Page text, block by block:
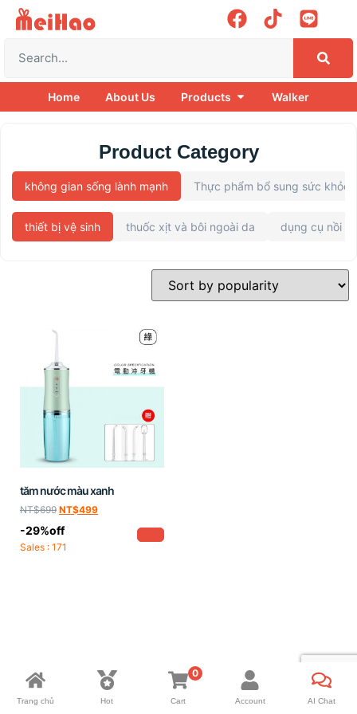
Home About Us Products Walker
Product Category
Thực phẩm bổ sung sức khỏe
không gian sống lành mạnh
thuốc xịt và bôi ngoài da
thiết bị vệ sinh dụng cụ nồi
tăm nước màu xanh
NT$699 NT$499
-29%off
Sales : 171
Trang chủ Hot
0
Cart Account AI Chat